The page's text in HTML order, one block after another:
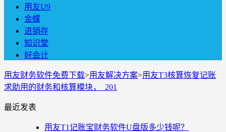
用友U9
金蝶
进销存
知识堂
好会计
用友财务软件免费下载>用友解决方案>用友T3核算恢复记账
求助用的财务和核算模块， 201
最近发表
用友T1记账宝财务软件U盘版多少钱呢？